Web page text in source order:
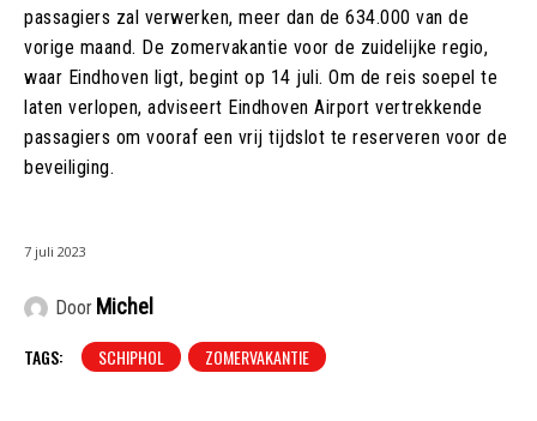
passagiers zal verwerken, meer dan de 634.000 van de
vorige maand. De zomervakantie voor de zuidelijke regio,
waar Eindhoven ligt, begint op 14 juli. Om de reis soepel te
laten verlopen, adviseert Eindhoven Airport vertrekkende
passagiers om vooraf een vrij tijdslot te reserveren voor de
beveiliging.
7 juli 2023
Door Michel
TAGS:
SCHIPHOL ZOMERVAKANTIE